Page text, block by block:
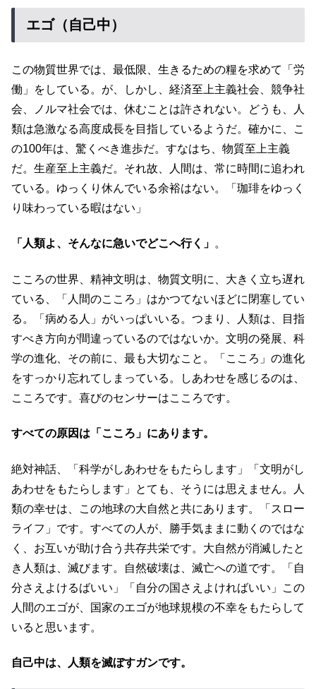
エゴ（自己中）
この物質世界では、最低限、生きるための糧を求めて「労
働」をしている。が、しかし、経済至上主義社会、競争社
会、ノルマ社会では、休むことは許されない。どうも、人
類は急激なる高度成長を目指しているようだ。確かに、こ
の100年は、驚くべき進歩だ。すなはち、物質至上主義
だ。生産至上主義だ。それ故、人間は、常に時間に追われ
ている。ゆっくり休んでいる余裕はない。「珈琲をゆっく
り味わっている暇はない」
「人類よ、そんなに急いでどこへ行く」 。
こころの世界、精神文明は、物質文明に、大きく立ち遅れ
ている、「人間のこころ」はかつてないほどに閉塞してい
る。「病める人」がいっぱいいる。つまり、人類は、目指
すべき方向が間違っているのではないか。文明の発展、科
学の進化、その前に、最も大切なこと。「こころ」の進化
をすっかり忘れてしまっている。しあわせを感じるのは、
こころです。喜びのセンサーはこころです。
すべての原因は「こころ」にあります。
絶対神話、「科学がしあわせをもたらします」「文明がし
あわせをもたらします」とても、そうには思えません。人
類の幸せは、この地球の大自然と共にあります。「スロー
ライフ」です。すべての人が、勝手気ままに動くのではな
く、お互いが助け合う共存共栄です。大自然が消滅したと
き人類は、滅びます。自然破壊は、滅亡への道です。「自
分さえよけるばいい」「自分の国さえよければいい」この
人間のエゴが、国家のエゴが地球規模の不幸をもたらして
いると思います。
自己中は、人類を滅ぼすガンです。